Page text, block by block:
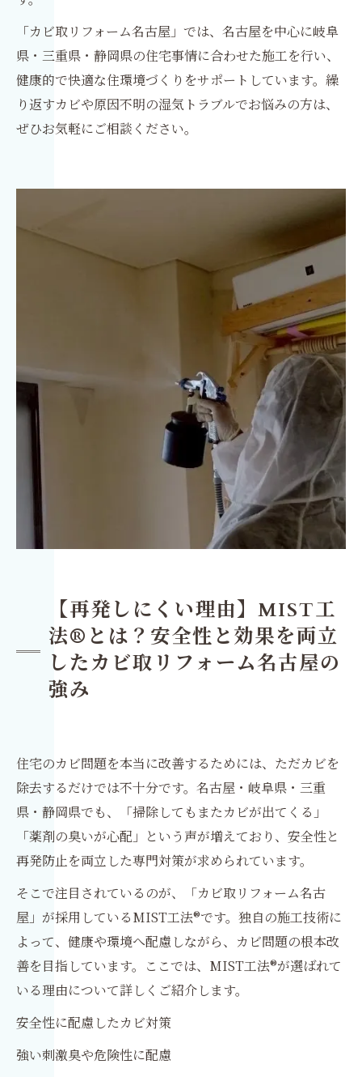
「カビ取リフォーム名古屋」では、名古屋を中心に岐阜
県・三重県・静岡県の住宅事情に合わせた施工を行い、
健康的で快適な住環境づくりをサポートしています。繰
り返すカビや原因不明の湿気トラブルでお悩みの方は、
ぜひお気軽にご相談ください。
【再発しにくい理由】MIST工
法®とは？安全性と効果を両立
したカビ取リフォーム名古屋の
強み
住宅のカビ問題を本当に改善するためには、ただカビを
除去するだけでは不十分です。名古屋・岐阜県・三重
県・静岡県でも、「掃除してもまたカビが出てくる」
「薬剤の臭いが心配」という声が増えており、安全性と
再発防止を両立した専門対策が求められています。
そこで注目されているのが、「カビ取リフォーム名古
屋」が採用しているMIST工法®です。独自の施工技術に
よって、健康や環境へ配慮しながら、カビ問題の根本改
善を目指しています。ここでは、MIST工法®が選ばれて
いる理由について詳しくご紹介します。
安全性に配慮したカビ対策
強い刺激臭や危険性に配慮